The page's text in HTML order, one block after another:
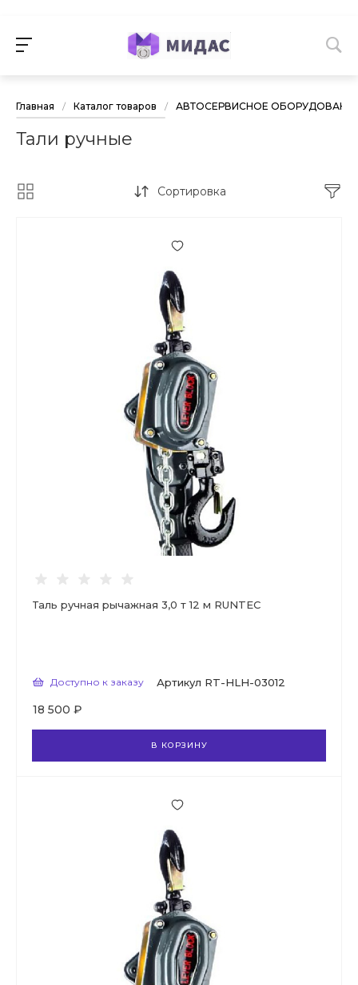
Главная / Каталог товаров / АВТОСЕРВИСНОЕ
Тали ручные
Сортировка
Таль ручная рычажная 3,0 т 12 м RUNTEC
Доступно к заказу Артикул RT-HLH-03012
18 500 ₽
В КОРЗИНУ